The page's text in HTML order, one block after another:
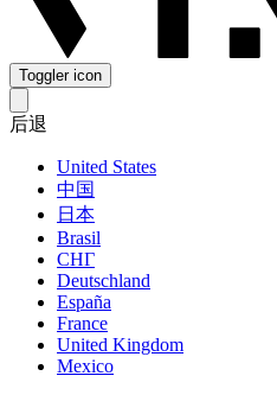
Toggler icon
后退
United States
中国
日本
Brasil
СНГ
Deutschland
España
France
United Kingdom
Mexico